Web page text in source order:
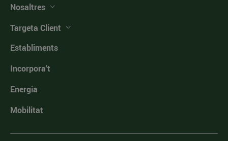
Nosaltres
Targeta Client
Establiments
Incorpora't
Energia
Mobilitat